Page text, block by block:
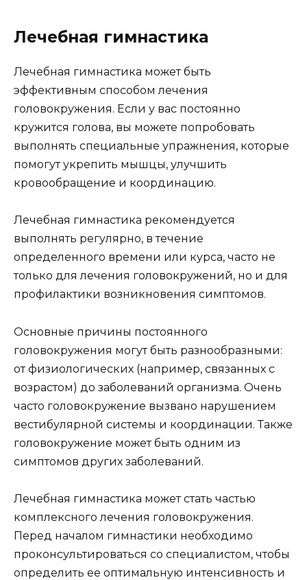
Лечебная гимнастика
Лечебная гимнастика может быть
эффективным способом лечения
головокружения. Если у вас постоянно
кружится голова, вы можете попробовать
выполнять специальные упражнения, которые
помогут укрепить мышцы, улучшить
кровообращение и координацию.
Лечебная гимнастика рекомендуется
выполнять регулярно, в течение
определенного времени или курса, часто не
только для лечения головокружений, но и для
профилактики возникновения симптомов.
Основные причины постоянного
головокружения могут быть разнообразными:
от физиологических (например, связанных с
возрастом) до заболеваний организма. Очень
часто головокружение вызвано нарушением
вестибулярной системы и координации. Также
головокружение может быть одним из
симптомов других заболеваний.
Лечебная гимнастика может стать частью
комплексного лечения головокружения.
Перед началом гимнастики необходимо
проконсультироваться со специалистом, чтобы
определить ее оптимальную интенсивность и